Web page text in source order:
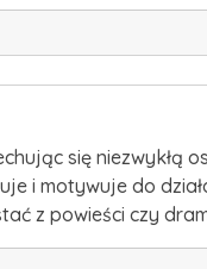
się niezwykłą
i motywuje do
z powieści czy